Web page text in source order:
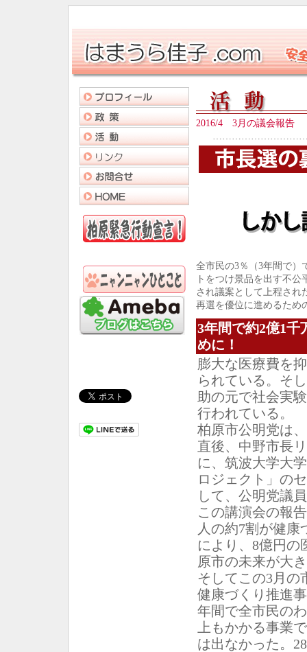
2016/4 3月の議会報告
全市民の3％（3年間で）
トをつけ景品を出す不
され議案として上程され
再選を優位に進めるため
3年間で約2億1千
めに！
膨大な医療費を
られている。そ
助の元で社会実
行われている。
柏原市公明党は
直後、中野市長
に、筑波大学大
ロジェクト」の
して、公明党議
この講演会の報
人の約7割が健
により、8億円の
原市の未来が大
そしてこの3月の
健康づくり推進
年間で全市民の
上もかかる事業
は出なかった。